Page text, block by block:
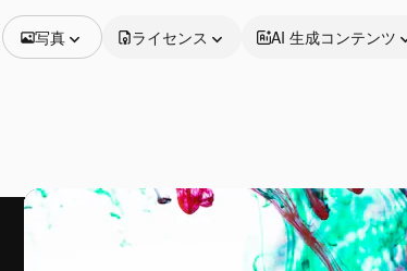
写真
動画
映像素材
モーショングラフィックス
動画テンプレート
ライセンス AI 生成コンテンツ